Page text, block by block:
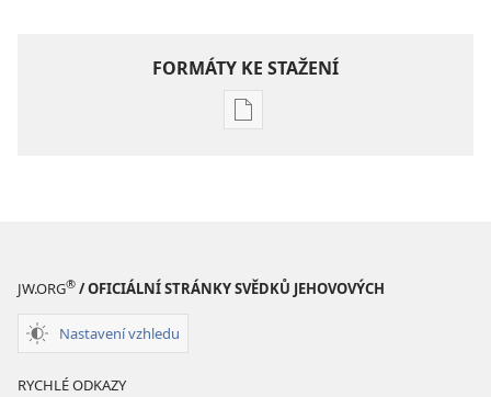
FORMÁTY KE STAŽENÍ
Formáty
Písma
JW.ORG® / OFICIÁLNÍ STRÁNKY SVĚDKŮ JEHOVOVÝCH
Nastavení vzhledu
RYCHLÉ ODKAZY